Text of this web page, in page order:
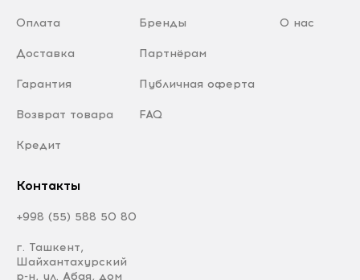
Оплата
Доставка
Гарантия
Возврат товара
Кредит
Бренды
Партнёрам
Публичная оферта
FAQ
О нас
Контакты
+998 (55) 588 50 80
г. Ташкент,
Шайхантахурский
р-н, ул. Абая, дом